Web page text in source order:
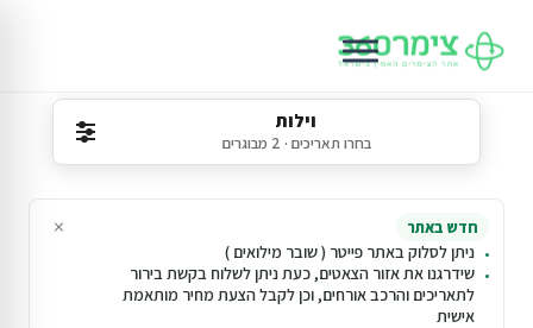
וילות
בחרו תאריכים · 2 מבוגרים
חדש באתר
ניתן לסלוק באתר פייטר ( שובר מילואים )
שידרגנו את אזור הצאטים, כעת ניתן לשלוח בקשת בירור
לתאריכים והרכב אורחים, וכן לקבל הצעת מחיר מותאמת
אישית
×